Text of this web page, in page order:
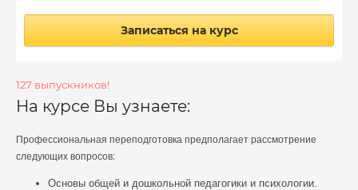
Записаться на курс
127 выпускников!
На курсе Вы узнаете:
Профессиональная переподготовка предполагает рассмотрение
следующих вопросов:
Основы общей и дошкольной педагогики и психологии.